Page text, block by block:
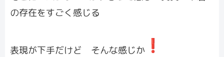
の存在をすごく感じる
表現が下手だけど そんな感じか